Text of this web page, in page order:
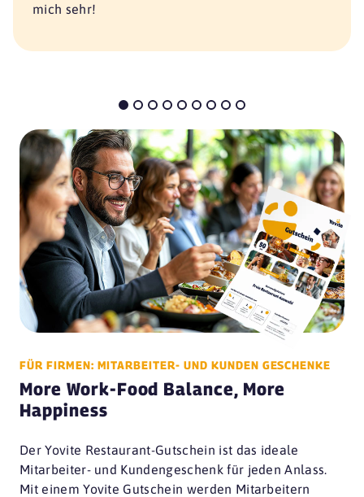
mich sehr!
FÜR FIRMEN: MITARBEITER- UND KUNDEN GESCHENKE
More Work-Food Balance, More
Happiness
Der Yovite Restaurant-Gutschein ist das ideale
Mitarbeiter- und Kundengeschenk für jeden Anlass.
Mit einem Yovite Gutschein werden Mitarbeitern